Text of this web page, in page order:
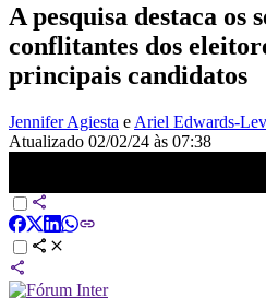
A pesquisa destaca os
conflitantes dos
principais candidatos
Jennifer Agiesta e Ariel Edwards-
Atualizado 02/02/24 às 07:38